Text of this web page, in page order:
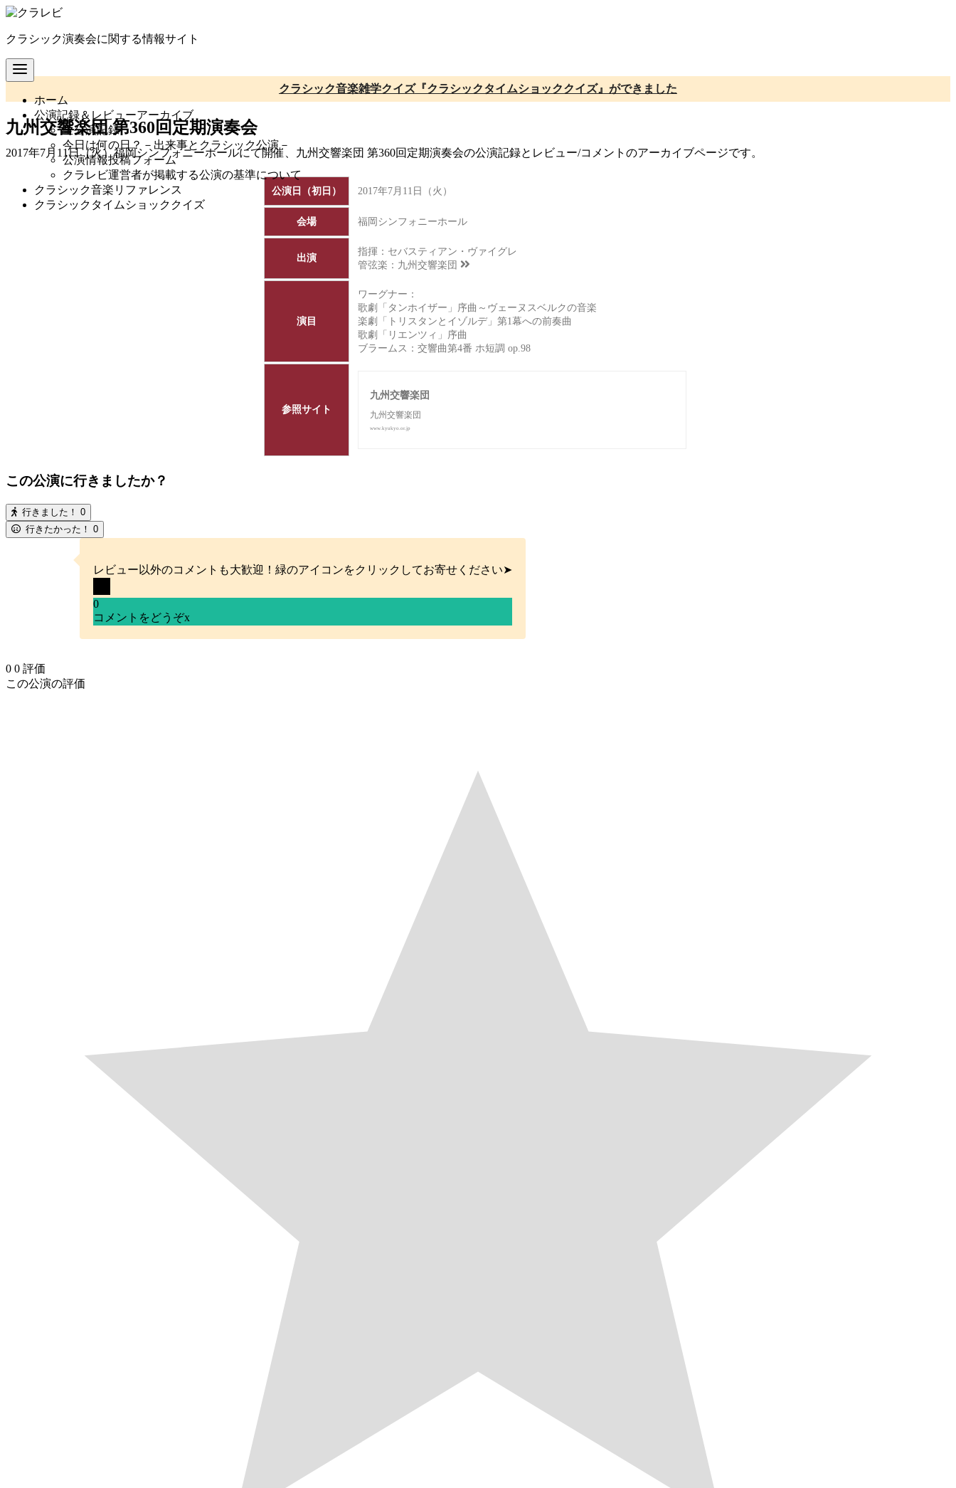
コ
テ
ン
ツ
移
動
クラシック演奏会に関する情報サイト
ホーム
公演記録＆レビューアーカイブ
全公演記録
今日は何の日？－出来事とクラシック公演－
公演情報投稿フォーム
クラレビ運営者が掲載する公演の基準について
クラシック音楽リファレンス
クラシックタイムショッククイズ
クラシック音楽雑学クイズ『クラシックタイムショッククイズ』ができました
九州交響楽団 第360回定期演奏会
2017年7月11日（火）福岡シンフォニーホールにて開催、九州交響楽団 第360回定期演奏会の公演記録とレビュー/コメントのアーカイブページです。
公演日（初日） 2017年7月11日（火）
会場 福岡シンフォニーホール
出演
指揮：セバスティアン・ヴァイグレ
管弦楽： 九州交響楽団
演目
ワーグナー：
歌劇「タンホイザー」序曲～ヴェーヌスベルクの音楽
楽劇「トリスタンとイゾルデ」第1幕への前奏曲
歌劇「リエンツィ」序曲
ブラームス：交響曲第4番 ホ短調 op.98
参照サイト
九州交響楽団
九州交響楽団
www.kyukyo.or.jp
この公演に行きましたか？
行きました！ 0
行きたかった！ 0
レビュー以外のコメントも大歓迎！緑のアイコンをクリックしてお寄せください➤
0
コメントをどうぞx
0 0 評価
この公演の評価